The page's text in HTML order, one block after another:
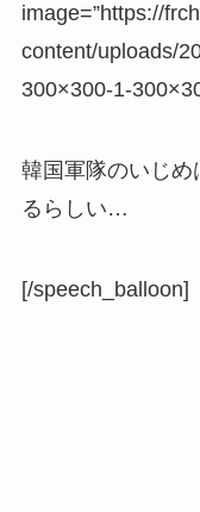
image=”https://
content/uploads/
300×300-1-
韓国軍隊のいじ
るらしい…
[/speech_balloon]